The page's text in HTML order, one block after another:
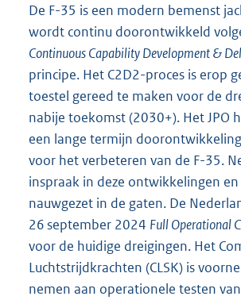
De F-35 is een modern bemenst
wordt continu doorontwikkeld
Continuous Capability Development &
principe. Het C2D2-proces is erop
toestel gereed te maken voor de
nabije toekomst (2030+). Het JPO
een lange termijn
voor het verbeteren van de F-35.
inspraak in deze ontwikkelingen
nauwgezet in de gaten. De
26 september 2024 Full Operational
voor de huidige dreigingen. Het
Luchtstrijdkrachten (CLSK) is
nemen aan operationele testen